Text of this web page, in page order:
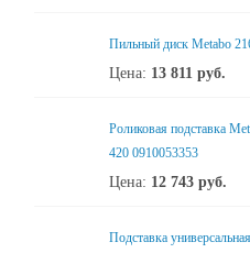
Пильный диск Metabo
Цена: 13 811 руб.
Роликовая подставка
420 0910053353
Цена: 12 743 руб.
Подставка